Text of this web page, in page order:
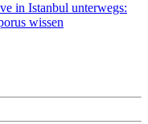
in Istanbul unterwegs:
wissen